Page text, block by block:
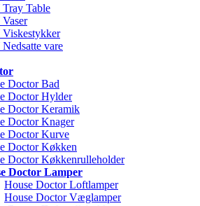
Table
vare
Doctor Bad
Doctor Hylder
Doctor Keramik
Doctor Knager
Doctor Kurve
Doctor Køkken
Doctor Køkkenrulleholder
Doctor Lamper
House Doctor Loftlamper
House Doctor Væglamper